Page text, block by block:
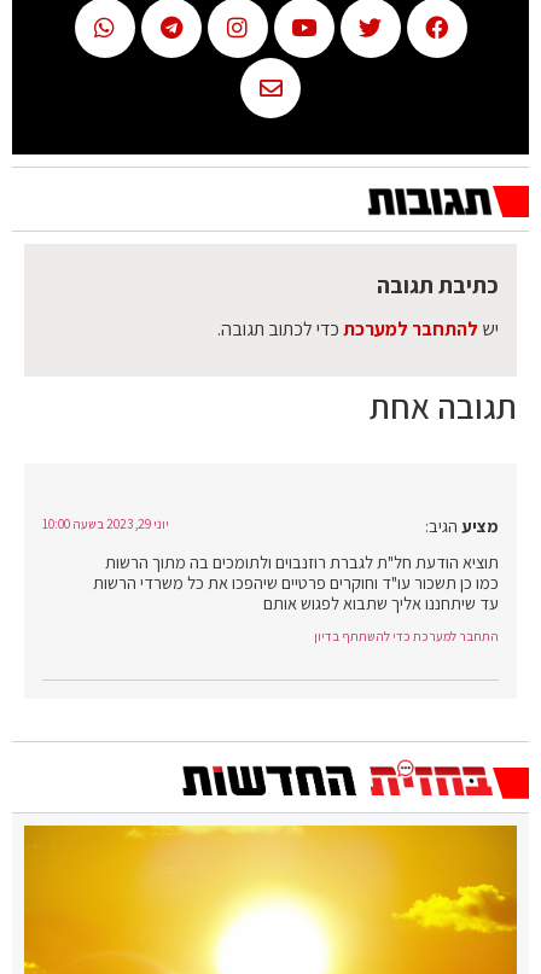
תגובה אחת
מציע הגיב: יוני 29, 2023 בשעה 10:00
תוציא הודעת חל"ת לגברת רוזנבוים ולתומכים בה מתוך הרשות
כמו כן תשכור עו"ד וחוקרים פרטיים שיהפכו את כל משרדי הרשות
עד שיתחננו אליך שתבוא לפגוש אותם
התחבר למערכת כדי להשתתף בדיון
כתיבת תגובה
יש להתחבר למערכתכדי לכתוב תגובה.